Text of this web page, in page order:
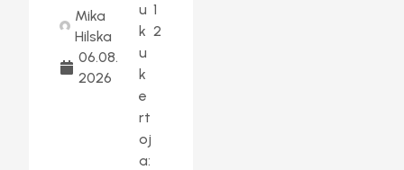
Mika
Hilska
06.08.
2026
u
k
u
k
e
rt
oj
a:
1
2